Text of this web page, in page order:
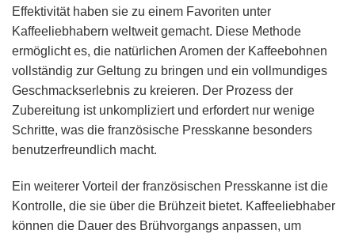
Effektivität haben sie zu einem Favoriten unter
Kaffeeliebhabern weltweit gemacht. Diese Methode
ermöglicht es, die natürlichen Aromen der Kaffeebohnen
vollständig zur Geltung zu bringen und ein vollmundiges
Geschmackserlebnis zu kreieren. Der Prozess der
Zubereitung ist unkompliziert und erfordert nur wenige
Schritte, was die französische Presskanne besonders
benutzerfreundlich macht.
Ein weiterer Vorteil der französischen Presskanne ist die
Kontrolle, die sie über die Brühzeit bietet. Kaffeeliebhaber
können die Dauer des Brühvorgangs anpassen, um